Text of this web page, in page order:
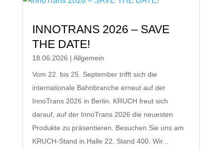
INNOTRANS 2026 – SAVE
THE DATE!
18.06.2026 | Allgemein
Vom 22. bis 25. September trifft sich die
internationale Bahnbranche erneut auf der
InnoTrans 2026 in Berlin. KRUCH freut sich
darauf, auf der InnoTrans 2026 die neuesten
Produkte zu präsentieren. Besuchen Sie uns am
KRUCH-Stand in Halle 22, Stand 400. Wir...